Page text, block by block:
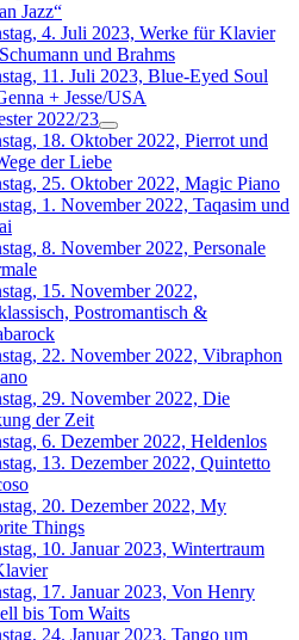
Jazz“
4. Juli 2023, Werke für Klavier
und Brahms
11. Juli 2023, Blue-Eyed Soul
+ Jesse/USA
2022/23
18. Oktober 2022, Pierrot und
der Liebe
25. Oktober 2022, Magic Piano
1. November 2022, Taqasim und
8. November 2022, Personale
15. November 2022,
Postromantisch &
22. November 2022, Vibraphon
29. November 2022, Die
der Zeit
6. Dezember 2022, Heldenlos
13. Dezember 2022, Quintetto
20. Dezember 2022, My
Things
10. Januar 2023, Wintertraum
17. Januar 2023, Von Henry
bis Tom Waits
24. Januar 2023, Tango um